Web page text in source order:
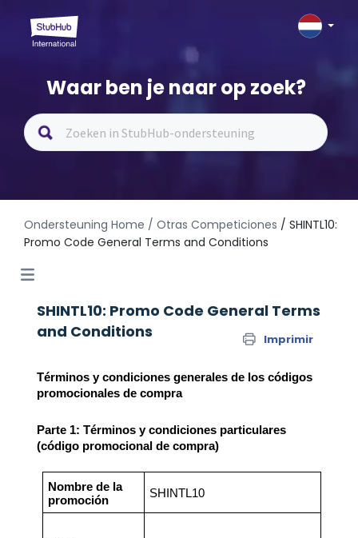
Waar ben je naar op zoek?
Ondersteuning Home / Otras Competiciones / SHINTL10:
Promo Code General Terms and Conditions
SHINTL10: Promo Code General Terms
and Conditions
Imprimir
Términos y condiciones generales de los códigos
promocionales de compra
Parte 1: Términos y condiciones particulares
(código promocional de compra)
Nombre de la
promoción
SHINTL10